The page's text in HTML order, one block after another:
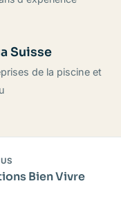
Suisse
de la piscine et
Bien Vivre